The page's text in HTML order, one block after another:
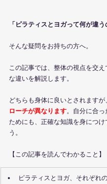
「ピラティスとヨガって何が違う
そんな疑問をお持ちの方へ。
この記事では、整体の視点を交
な違いを解説します。
どちらも身体に良いとされますが
ローチが異なります。自分に合
ためにも、正確な知識を身につけ
う。
【この記事を読んでわかること】
ピラティスとヨガ、それぞれ